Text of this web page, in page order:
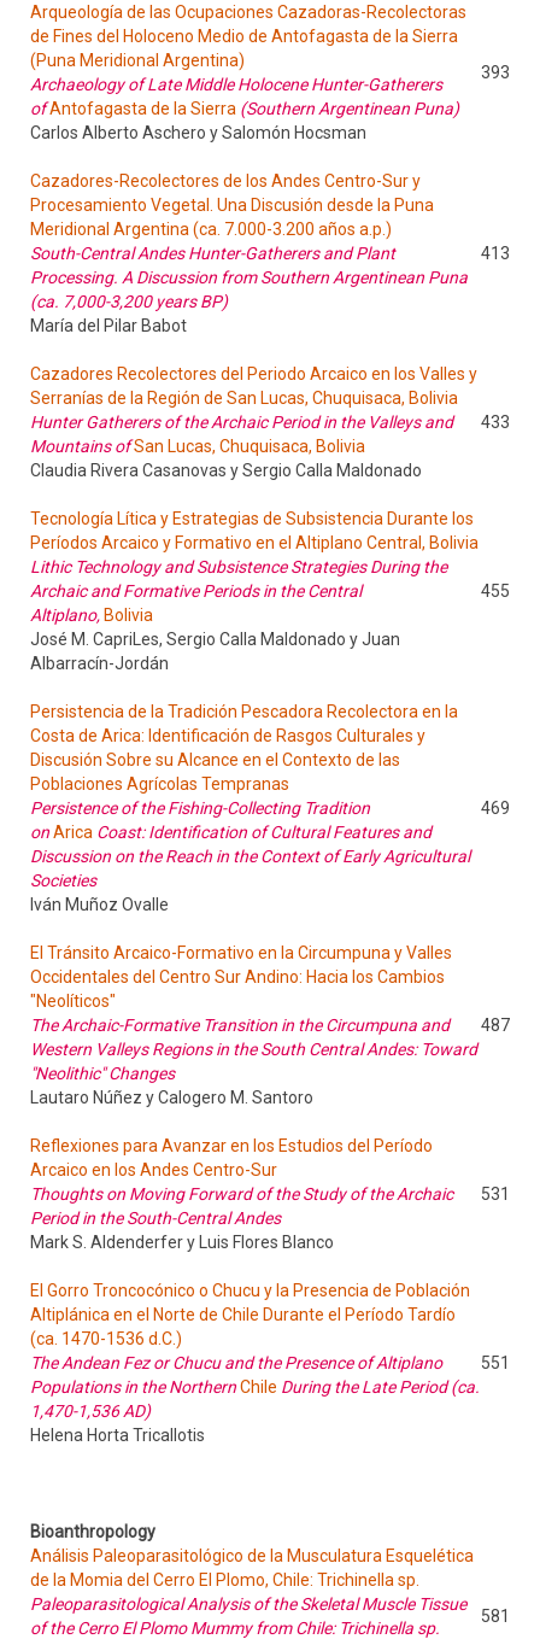
Arqueología de las Ocupaciones Cazadoras-Recolectoras
de Fines del Holoceno Medio de Antofagasta de la Sierra
(Puna Meridional Argentina)
Archaeology of Late Middle Holocene Hunter-Gatherers
ofAntofagasta de la Sierra (Southern Argentinean Puna)
393
Carlos Alberto Aschero y Salomón Hocsman
Cazadores-Recolectores de los Andes Centro-Sur y
Procesamiento Vegetal. Una Discusión desde la Puna
Meridional Argentina (ca. 7.000-3.200 años a.p.)
South-Central Andes Hunter-Gatherers and Plant
Processing. A Discussion from Southern Argentinean Puna
(ca. 7,000-3,200 years BP)
413
María del Pilar Babot
Cazadores Recolectores del Periodo Arcaico en los Valles y
Serranías de la Región de San Lucas, Chuquisaca, Bolivia
Hunter Gatherers of the Archaic Period in the Valleys and
Mountains ofSan Lucas, Chuquisaca, Bolivia
433
Claudia Rivera Casanovas y Sergio Calla Maldonado
Tecnología Lítica y Estrategias de Subsistencia Durante los
Períodos Arcaico y Formativo en el Altiplano Central, Bolivia
Lithic Technology and Subsistence Strategies During the
Archaic and Formative Periods in the Central
Altiplano,Bolivia
455
José M. CapriLes, Sergio Calla Maldonado y Juan
Albarracín-Jordán
Persistencia de la Tradición Pescadora Recolectora en la
Costa de Arica: Identificación de Rasgos Culturales y
Discusión Sobre su Alcance en el Contexto de las
Poblaciones Agrícolas Tempranas
Persistence of the Fishing-Collecting Tradition
onArica Coast: Identification of Cultural Features and
Discussion on the Reach in the Context of Early Agricultural
Societies
469
Iván Muñoz Ovalle
El Tránsito Arcaico-Formativo en la Circumpuna y Valles
Occidentales del Centro Sur Andino: Hacia los Cambios
"Neolíticos"
The Archaic-Formative Transition in the Circumpuna and
Western Valleys Regions in the South Central Andes: Toward
"Neolithic" Changes
487
Lautaro Núñez y Calogero M. Santoro
Reflexiones para Avanzar en los Estudios del Período
Arcaico en los Andes Centro-Sur
Thoughts on Moving Forward of the Study of the Archaic
Period in the South-Central Andes
531
Mark S. Aldenderfer y Luis Flores Blanco
El Gorro Troncocónico o Chucu y la Presencia de Población
Altiplánica en el Norte de Chile Durante el Período Tardío
(ca. 1470-1536 d.C.)
The Andean Fez or Chucu and the Presence of Altiplano
Populations in the NorthernChile During the Late Period (ca.
1,470-1,536 AD)
551
Helena Horta Tricallotis
Bioanthropology
Análisis Paleoparasitológico de la Musculatura Esquelética
de la Momia del Cerro El Plomo, Chile: Trichinella sp.
Paleoparasitological Analysis of the Skeletal Muscle Tissue
of the Cerro El Plomo Mummy from Chile: Trichinella sp.
581